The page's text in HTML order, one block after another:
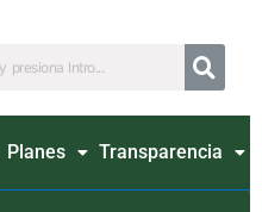
Planes Transparencia